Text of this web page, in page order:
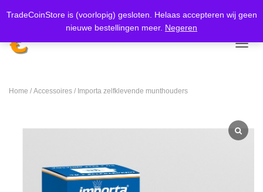
TradeCoinStore is (voorlopig) gesloten. Helaas accepteren wij geen
nieuwe bestellingen meer. Negeren
Koop nu, betaal later metKlarna. Meer weten
Home / Accessoires / Importa zelfklevende munthouders